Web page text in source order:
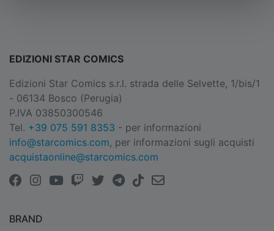
EDIZIONI STAR COMICS
Edizioni Star Comics s.r.l. strada delle Selvette, 1/bis/1
- 06134 Bosco (Perugia)
P.IVA 03850300546
Tel. +39 075 591 8353 - per informazioni
info@starcomics.com, per informazioni sugli acquisti
acquistaonline@starcomics.com
BRAND